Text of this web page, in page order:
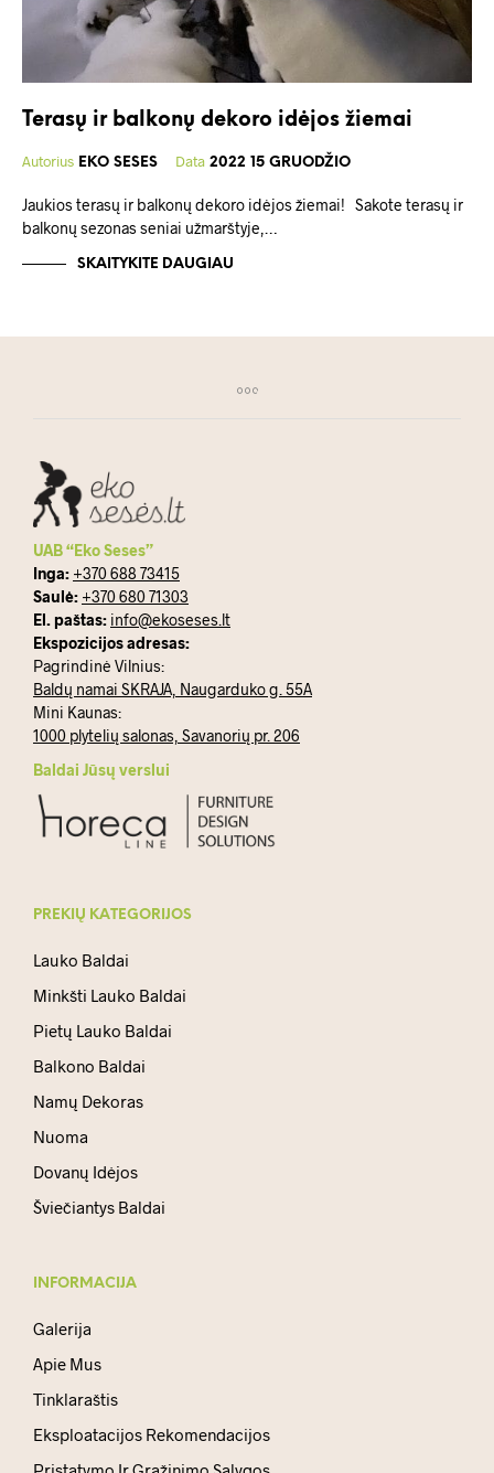
Terasų ir balkonų dekoro idėjos žiemai
Autorius EKO SESES Data 2022 15 GRUODŽIO
Jaukios terasų ir balkonų dekoro idėjos žiemai! Sakote terasų ir
balkonų sezonas seniai užmarštyje,…
SKAITYKITE DAUGIAU
UAB “Eko Seses”
Inga: +370 688 73415
Saulė: +370 680 71303
El. paštas: info@ekoseses.lt
Ekspozicijos adresas:
Pagrindinė Vilnius:
Baldų namai SKRAJA, Naugarduko g. 55A
Mini Kaunas:
1000 plytelių salonas, Savanorių pr. 206
Baldai Jūsų verslui
PREKIŲ KATEGORIJOS
Lauko Baldai
Minkšti Lauko Baldai
Pietų Lauko Baldai
Balkono Baldai
Namų Dekoras
Nuoma
Dovanų Idėjos
Šviečiantys Baldai
INFORMACIJA
Galerija
Apie Mus
Tinklaraštis
Eksploatacijos Rekomendacijos